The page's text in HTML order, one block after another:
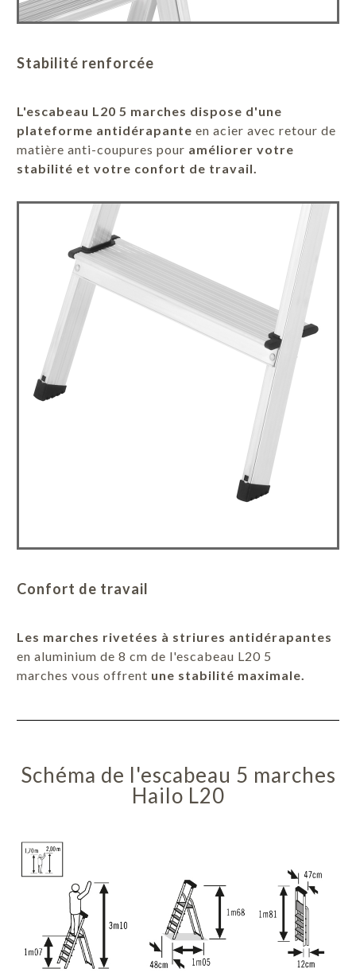
Stabilité renforcée
L'escabeau L20 5 marches dispose d'une
plateforme antidérapante en acier avec retour de
matière anti-coupures pour améliorer votre
stabilité et votre confort de travail.
Confort de travail
Les marches rivetées à striures antidérapantes
en aluminium de 8 cm de l'escabeau L20 5
marches vous offrent une stabilité maximale.
Schéma de l'escabeau 5 marches
Hailo L20